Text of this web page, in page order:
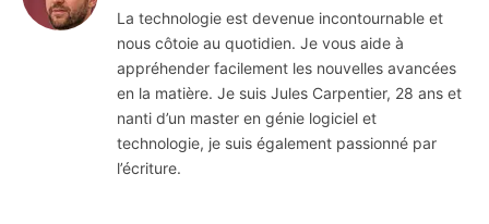
La technologie est devenue incontournable et
nous côtoie au quotidien. Je vous aide à
appréhender facilement les nouvelles avancées
en la matière. Je suis Jules Carpentier, 28 ans et
nanti d’un master en génie logiciel et
technologie, je suis également passionné par
l’écriture.